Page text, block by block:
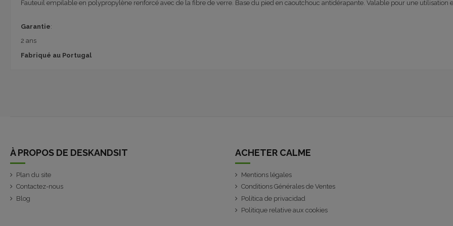
Fauteuil empilable en polypropylène renforcé avec de la fibre de verre. Base du pied en caoutchouc antidérapante. Valable pour une utilisation
Garantie:
2 ans
Fabriqué au Portugal
À PROPOS DE DESKANDSIT
Plan du site
Contactez-nous
Blog
ACHETER CALME
Mentions légales
Conditions Générales de Ventes
Política de privacidad
Politique relative aux cookies